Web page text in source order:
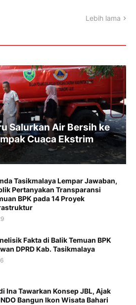
Lebih lama
Salurkan Air Bersih ke
Cuaca Ekstrim
Tasikmalaya Lempar Jawaban,
Pertanyakan Transparansi
BPK pada 14 Proyek
Fakta di Balik Temuan BPK
DPRD Kab. Tasikmalaya
Ina Tawarkan Konsep JBL, Ajak
Bangun Ikon Wisata Bahari